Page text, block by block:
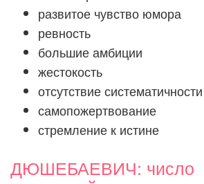
развитое чувство юмора
ревность
большие амбиции
жестокость
отсутствие систематичности
самопожертвование
стремление к истине
ДЮШЕБАЕВИЧ: число